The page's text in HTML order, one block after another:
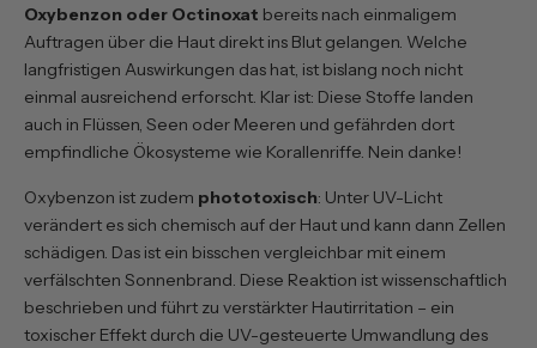
Oxybenzon oder Octinoxat bereits nach einmaligem
Auftragen über die Haut direkt ins Blut gelangen. Welche
langfristigen Auswirkungen das hat, ist bislang noch nicht
einmal ausreichend erforscht. Klar ist: Diese Stoffe landen
auch in Flüssen, Seen oder Meeren und gefährden dort
empfindliche Ökosysteme wie Korallenriffe. Nein danke!
Oxybenzon ist zudem phototoxisch: Unter UV-Licht
verändert es sich chemisch auf der Haut und kann dann Zellen
schädigen. Das ist ein bisschen vergleichbar mit einem
verfälschten Sonnenbrand. Diese Reaktion istwissenschaftlich
beschrieben und führt zu verstärkter Hautirritation – ein
toxischer Effekt durch die UV-gesteuerte Umwandlung des